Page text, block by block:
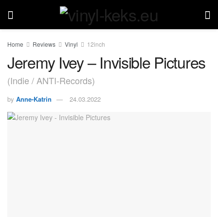
Home Reviews Vinyl 12inch
Jeremy Ivey – Invisible Pictures
(Indie / ANTI-Records)
by Anne-Katrin 24.03.2022